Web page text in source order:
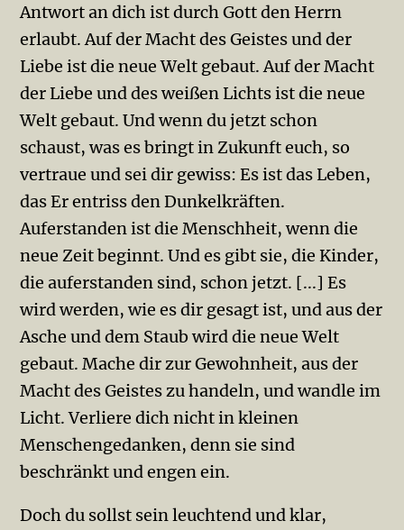
Antwort an dich ist durch Gott den Herrn
erlaubt. Auf der Macht des Geistes und der
Liebe ist die neue Welt gebaut. Auf der Macht
der Liebe und des weißen Lichts ist die neue
Welt gebaut. Und wenn du jetzt schon
schaust, was es bringt in Zukunft euch, so
vertraue und sei dir gewiss: Es ist das Leben,
das Er entriss den Dunkelkräften.
Auferstanden ist die Menschheit, wenn die
neue Zeit beginnt. Und es gibt sie, die Kin­der,
die auferstanden sind, schon jetzt. [...] Es
wird werden, wie es dir gesagt ist, und aus der
Asche und dem Staub wird die neue Welt
gebaut. Mache dir zur Gewohnheit, aus der
Macht des Geistes zu handeln, und wandle im
Licht. Verliere dich nicht in kleinen
Menschengedanken, denn sie sind
beschränkt und engen ein.
Doch du sollst sein leuchtend und klar,